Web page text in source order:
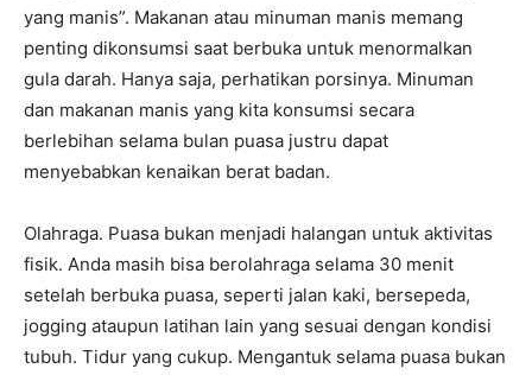
yang manis”. Makanan atau minuman manis memang
penting dikonsumsi saat berbuka untuk menormalkan
gula darah. Hanya saja, perhatikan porsinya. Minuman
dan makanan manis yang kita konsumsi secara
berlebihan selama bulan puasa justru dapat
menyebabkan kenaikan berat badan.
Olahraga. Puasa bukan menjadi halangan untuk aktivitas
fisik. Anda masih bisa berolahraga selama 30 menit
setelah berbuka puasa, seperti jalan kaki, bersepeda,
jogging ataupun latihan lain yang sesuai dengan kondisi
tubuh. Tidur yang cukup. Mengantuk selama puasa bukan